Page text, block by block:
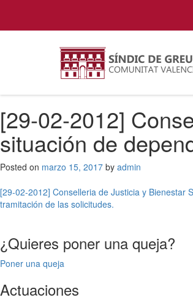
[29-02-2012]
situación de
Posted on marzo 15, 2017 by admin
Navegación
de
entradas
[29-02-2012] Conselleria de Justicia y Bienestar
tramitación de las solicitudes.
¿Quieres poner una queja?
Poner una queja
Actuaciones